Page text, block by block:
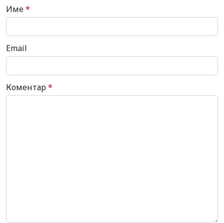
Име*
Email
Коментар*